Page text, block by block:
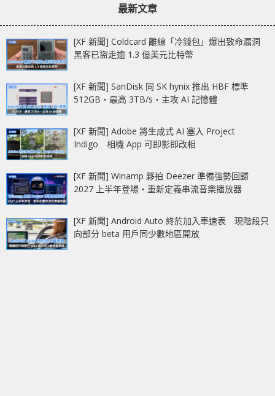
最新文章
[XF 新聞] Coldcard 離線「冷錢包」爆出致命漏洞
黑客已盜走逾 1.3 億美元比特幣
[XF 新聞] SanDisk 同 SK hynix 推出 HBF 標準
512GB‧最高 3TB/s‧主攻 AI 記憶體
[XF 新聞] Adobe 將生成式 AI 塞入 Project
Indigo 相機 App 可即影即改相
[XF 新聞] Winamp 夥拍 Deezer 準備強勢回歸
2027 上半年登場‧重新定義串流音樂播放器
[XF 新聞] Android Auto 終於加入車速表 現階段只
向部分 beta 用戶同少數地區開放